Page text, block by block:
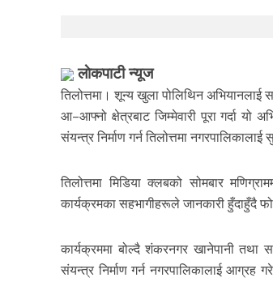
लाेकपाटी न्यूज
तिलोत्तमा। शून्य खुला पोलिथिन अभियानलाई
आ–आफ्नो क्षेत्रबाट जिम्मेवारी पूरा गर्दा यो
संयन्त्र निर्माण गर्न तिलोत्तमा
तिलोत्तमा मिडिया क्लबको सोमबार
कार्यक्रमका सहभागीहरूले जानकारी हुँदाहुँदै
कार्यक्रममा बोल्दै शंकरनगर खानेपानी तथा
संयन्त्र निर्माण गर्न नगरपालिकालाई आग्रह